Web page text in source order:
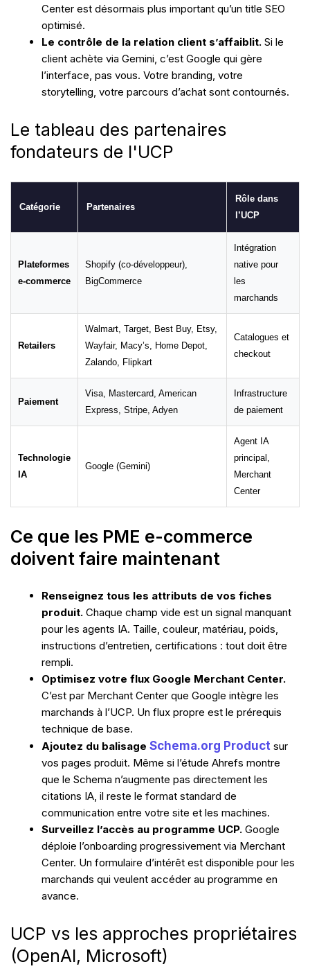
Center est désormais plus important qu’un title SEO
optimisé.
Le contrôle de la relation client s’affaiblit. Si le
client achète via Gemini, c’est Google qui gère
l’interface, pas vous. Votre branding, votre
storytelling, votre parcours d’achat sont contournés.
Le tableau des partenaires
fondateurs de l'UCP
Catégorie Partenaires
Rôle dans
l’UCP
Plateformes
e-commerce
Shopify (co-développeur),
BigCommerce
Intégration
native pour
les
marchands
Retailers
Walmart, Target, Best Buy, Etsy,
Wayfair, Macy’s, Home Depot,
Zalando, Flipkart
Catalogues et
checkout
Paiement
Visa, Mastercard, American
Express, Stripe, Adyen
Infrastructure
de paiement
Technologie
IA
Google (Gemini)
Agent IA
principal,
Merchant
Center
Ce que les PME e-commerce
doivent faire maintenant
Renseignez tous les attributs de vos fiches
produit. Chaque champ vide est un signal manquant
pour les agents IA. Taille, couleur, matériau, poids,
instructions d’entretien, certifications : tout doit être
rempli.
Optimisez votre flux Google Merchant Center.
C’est par Merchant Center que Google intègre les
marchands à l’UCP. Un flux propre est le prérequis
technique de base.
Ajoutez du balisage Schema.org Product sur
vos pages produit. Même si l’étude Ahrefs montre
que le Schema n’augmente pas directement les
citations IA, il reste le format standard de
communication entre votre site et les machines.
Surveillez l’accès au programme UCP. Google
déploie l’onboarding progressivement via Merchant
Center. Un formulaire d’intérêt est disponible pour les
marchands qui veulent accéder au programme en
avance.
UCP vs les approches propriétaires
(OpenAI, Microsoft)